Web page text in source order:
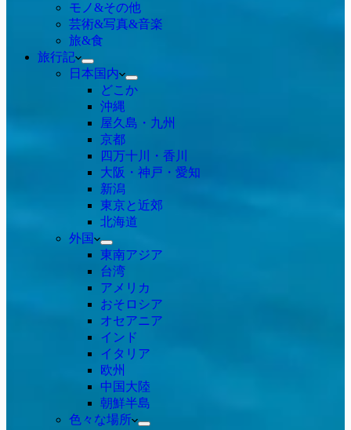
モノ&その他
芸術&写真&音楽
旅&食
旅行記
日本国内
どこか
沖縄
屋久島・九州
京都
四万十川・香川
大阪・神戸・愛知
新潟
東京と近郊
北海道
外国
東南アジア
台湾
アメリカ
おそロシア
オセアニア
インド
イタリア
欧州
中国大陸
朝鮮半島
色々な場所